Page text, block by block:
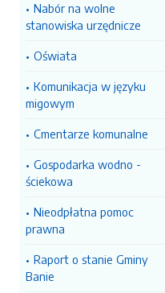
Nabór na wolne
stanowiska urzędnicze
Oświata
Komunikacja w języku
migowym
Cmentarze komunalne
Gospodarka wodno -
ściekowa
Nieodpłatna pomoc
prawna
Raport o stanie Gminy
Banie